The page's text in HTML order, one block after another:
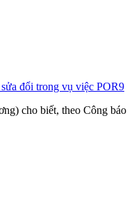
đổi trong vụ việc POR9
cho biết, theo Công báo